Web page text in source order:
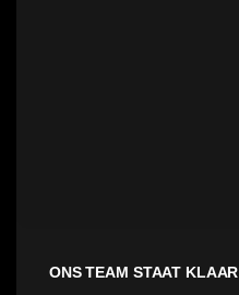
ONS TEAM STAAT KLAAR